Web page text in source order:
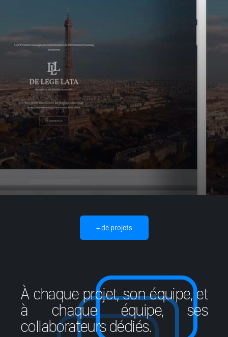
+ de projets
À chaque projet, son équipe, et
à chaque équipe, ses
collaborateurs dédiés.